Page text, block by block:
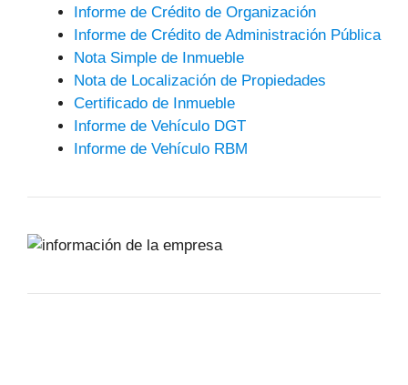
Informe de Crédito de Organización
Informe de Crédito de Administración Pública
Nota Simple de Inmueble
Nota de Localización de Propiedades
Certificado de Inmueble
Informe de Vehículo DGT
Informe de Vehículo RBM